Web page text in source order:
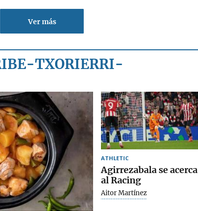
Ver más
TXORIERRI-
ATHLETIC
Agirrezabala se acerca
al Racing
Aitor Martínez